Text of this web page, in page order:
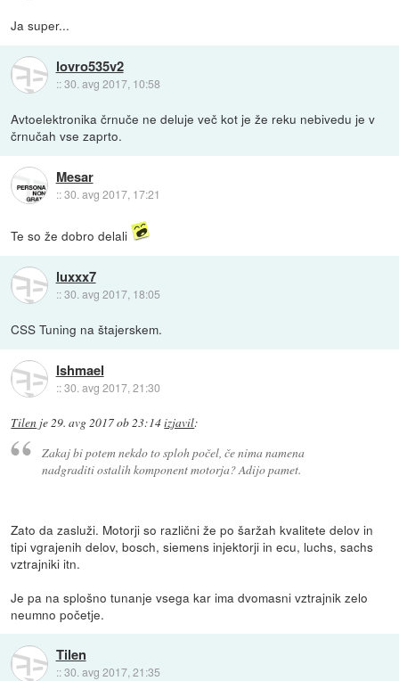
Ja super...
lovro535v2
::30. avg 2017, 10:58
Avtoelektronika črnuče ne deluje več kot je že reku nebivedu je v
črnučah vse zaprto.
Mesar
::30. avg 2017, 17:21
Te so že dobro delali
luxxx7
::30. avg 2017, 18:05
CSS Tuning na štajerskem.
Ishmael
::30. avg 2017, 21:30
Tilen je29. avg 2017 ob 23:14izjavil:
Zakaj bi potem nekdo to sploh počel, če nima namena
nadgraditi ostalih komponent motorja? Adijo pamet.
Zato da zasluži. Motorji so različni že po šaržah kvalitete delov in
tipi vgrajenih delov, bosch, siemens injektorji in ecu, luchs, sachs
vztrajniki itn.
Je pa na splošno tunanje vsega kar ima dvomasni vztrajnik zelo
neumno početje.
Tilen
::30. avg 2017, 21:35